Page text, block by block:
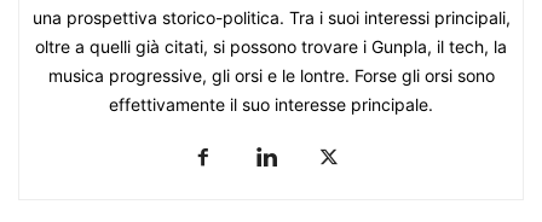
una prospettiva storico-politica. Tra i suoi interessi principali,
oltre a quelli già citati, si possono trovare i Gunpla, il tech, la
musica progressive, gli orsi e le lontre. Forse gli orsi sono
effettivamente il suo interesse principale.